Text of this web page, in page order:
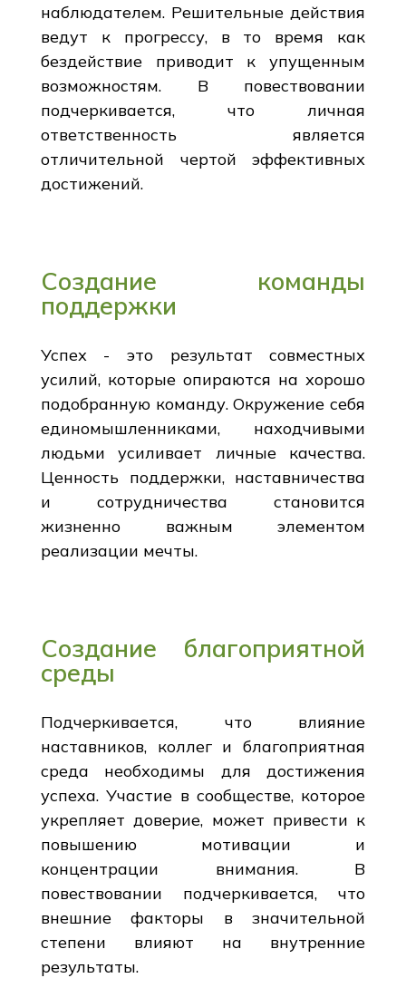
наблюдателем. Решительные действия
ведут к прогрессу, в то время как
бездействие приводит к упущенным
возможностям. В повествовании
подчеркивается, что личная
ответственность является
отличительной чертой эффективных
достижений.
Создание команды
поддержки
Успех - это результат совместных
усилий, которые опираются на хорошо
подобранную команду. Окружение себя
единомышленниками, находчивыми
людьми усиливает личные качества.
Ценность поддержки, наставничества
и сотрудничества становится
жизненно важным элементом
реализации мечты.
Создание благоприятной
среды
Подчеркивается, что влияние
наставников, коллег и благоприятная
среда необходимы для достижения
успеха. Участие в сообществе, которое
укрепляет доверие, может привести к
повышению мотивации и
концентрации внимания. В
повествовании подчеркивается, что
внешние факторы в значительной
степени влияют на внутренние
результаты.